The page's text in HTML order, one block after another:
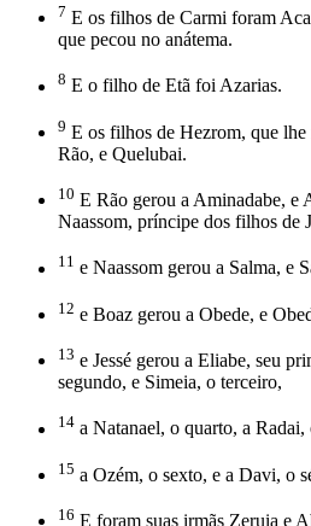
7 E os filhos de Carmi foram
que pecou no anátema.
8 E o filho de Etã foi Azarias.
9 E os filhos de Hezrom, que lhe
Rão, e Quelubai.
10 E Rão gerou a Aminadabe, e
Naassom, príncipe dos filhos de
11 e Naassom gerou a Salma, e
12 e Boaz gerou a Obede, e
13 e Jessé gerou a Eliabe, seu
segundo, e Simeia, o terceiro,
14 a Natanael, o quarto, a Radai,
15 a Ozém, o sexto, e a Davi, o
16 E foram suas irmãs Zeruia e